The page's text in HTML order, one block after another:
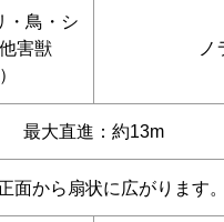
・鳥・シ
害獣
最大直進：約13m
面から扇状に広がります